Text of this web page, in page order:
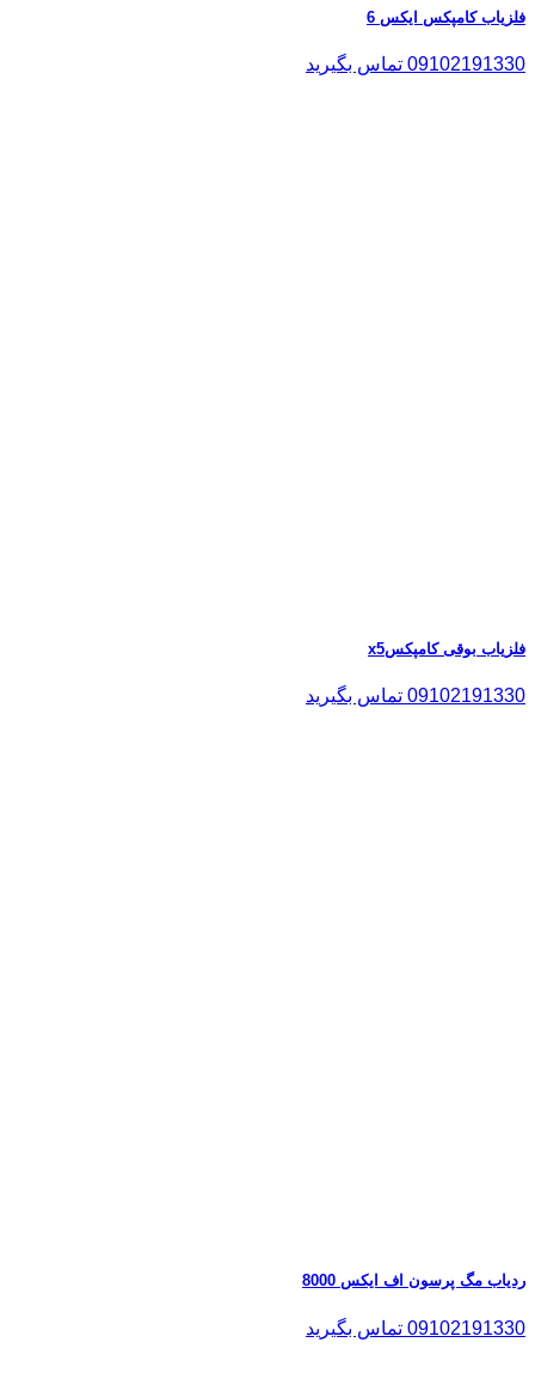
فلزیاب کامپکس ایکس 6
09102191330 تماس بگیرید
فلزیاب بوقی کامپکسx5
09102191330 تماس بگیرید
ردیاب مگ پرسون اف ایکس 8000
09102191330 تماس بگیرید